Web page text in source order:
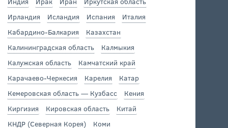
Ирландия
Исландия Испания
Италия
Кабардино-Балкария
Казахстан
Калининградская область
Калмыкия
Калужская область
Камчатский край
Карачаево-Черкесия
Карелия
Катар
Кемеровская область — Кузбасс
Кения
Киргизия
Кировская область
Китай
КНДР (Северная Корея)
Коми